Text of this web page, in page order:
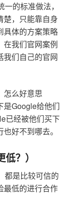
的标准做法，
楚，只能靠自身
具体的方案策略
在我们官网案例
我们自己的官网
怎么好意思
是Google给他们
已经被他们买下
好不到哪去。
？）
都是比较可信的
最低的进行合作